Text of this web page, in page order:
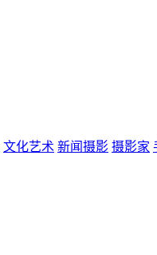
文化艺术 新闻摄影 摄影家